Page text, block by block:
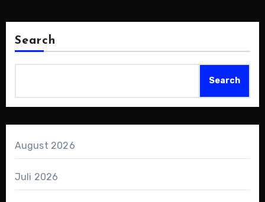
Search
Search
August 2026
Juli 2026